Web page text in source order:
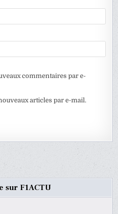
commentaires par e-
articles par e-mail.
sur F1ACTU